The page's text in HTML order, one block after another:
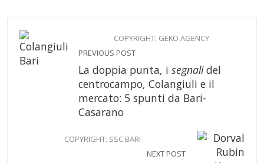
COPYRIGHT: GEKO AGENCY
PREVIOUS POST
La doppia punta, i segnalidel
centrocampo, Colangiuli e il
mercato: 5 spunti da Bari-
Casarano
COPYRIGHT: SSC BARI
NEXT POST